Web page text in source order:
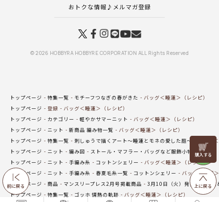
前に戻る
リリヤン
フェア
上に戻る
おトクな情報♪メルマガ登録
© 2026 HOBBYRA HOBBYRE CORPORATION ALL Rights Reserved
トップページ 特集一覧 モチーフつなぎの春がきた
バッグ＜睡蓮＞（レシピ）
トップページ
登録
バッグ＜睡蓮＞（レシピ）
トップページ
カテゴリー 軽やかサマーニット
バッグ＜睡蓮＞（レシピ）
トップページ
ニット 新商品 編み物一覧
バッグ＜睡蓮＞（レシピ）
トップページ
特集一覧 刺しゅうで描くアート～睡蓮とモネの愛した庭～
バッグ
トップページ
ニット 編み図
ストール・マフラー・バッグなど服飾小物（編み図）
トップページ
ニット 手編み糸 コットンシェリー
バッグ＜睡蓮＞（レシピ）
トップページ
ニット 手編み糸 春夏毛糸一覧 コットンシェリー
バッグ＜睡蓮
トップページ
商品 マンスリープレス2月号掲載商品
3月10日（火）発売の新商品
トップページ
特集一覧 ゴッホ 情熱の軌跡
バッグ＜睡蓮＞（レシピ）